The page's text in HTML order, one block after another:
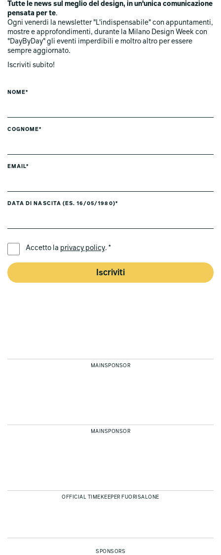
Tutte le news sul meglio del design, in un'unica comunicazione
pensata per te.
Ogni venerdi la newsletter "L'indispensabile" con appuntamenti,
mostre e approfondimenti, durante la Milano Design Week con
"DayByDay" gli eventi imperdibili e moltro altro per essere
sempre aggiornato.
Iscriviti subito!
NOME*
COGNOME*
EMAIL*
DATA DI NASCITA (ES. 16/05/1980)*
Accetto la privacy policy. *
Iscriviti
MAINSPONSOR
MAINSPONSOR
OFFICIAL TIMEKEEPER FUORISALONE
SPONSORS